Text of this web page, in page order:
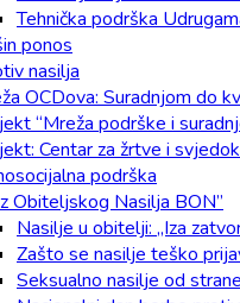
Tehnička podrška
ponos
nasilja
OCDova: Suradnjom do
“Mreža podrške i
Centar za žrtve i
podrška
Obiteljskog Nasilja BON”
Nasilje u obitelji: „Iza
Zašto se nasilje teško
Seksualno nasilje od